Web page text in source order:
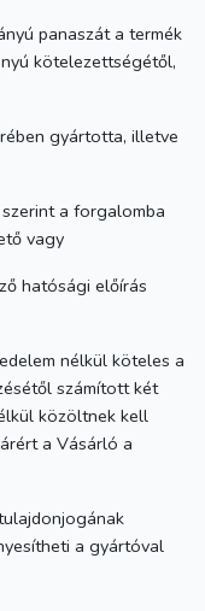
panaszát a termék
kötelezettségétől,
gyártotta, illetve
a forgalomba
vagy
hatósági előírás
nélkül köteles a
számított két
közöltnek kell
a Vásárló a
a gyártóval